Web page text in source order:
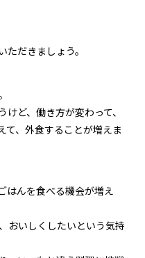
だきましょう。
ど、働き方が変わって、
て、外食することが増えま
はんを食べる機会が増え
おいしくしたいという気持